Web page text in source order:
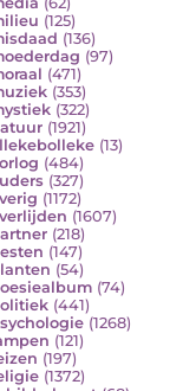
(125)
(136)
(97)
(471)
(353)
(322)
(1921)
(13)
(484)
(327)
(1172)
(1607)
(218)
(147)
(54)
(74)
(441)
(1268)
(121)
(197)
(1372)